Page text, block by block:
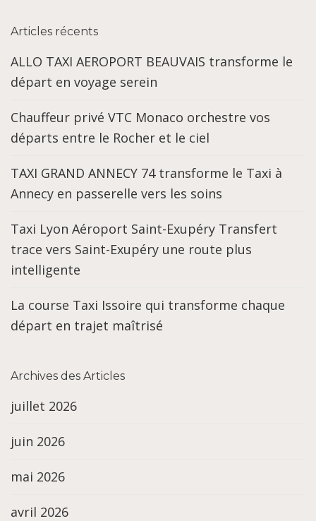
Articles récents
ALLO TAXI AEROPORT BEAUVAIS transforme le
départ en voyage serein
Chauffeur privé VTC Monaco orchestre vos
départs entre le Rocher et le ciel
TAXI GRAND ANNECY 74 transforme le Taxi à
Annecy en passerelle vers les soins
Taxi Lyon Aéroport Saint-Exupéry Transfert
trace vers Saint-Exupéry une route plus
intelligente
La course Taxi Issoire qui transforme chaque
départ en trajet maîtrisé
Archives des Articles
juillet 2026
juin 2026
mai 2026
avril 2026